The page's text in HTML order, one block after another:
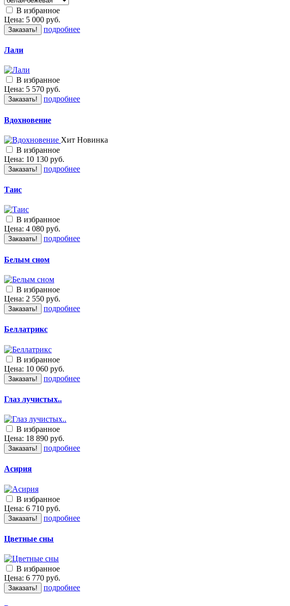
В избранное
Цена: 5 000 руб.
Заказать! подробнее
Лали
В избранное
Цена: 5 570 руб.
Заказать! подробнее
Вдохновение
Хит Новинка
В избранное
Цена: 10 130 руб.
Заказать! подробнее
Таис
В избранное
Цена: 4 080 руб.
Заказать! подробнее
Белым сном
В избранное
Цена: 2 550 руб.
Заказать! подробнее
Беллатрикс
В избранное
Цена: 10 060 руб.
Заказать! подробнее
Глаз лучистых..
В избранное
Цена: 18 890 руб.
Заказать! подробнее
Асирия
В избранное
Цена: 6 710 руб.
Заказать! подробнее
Цветные сны
В избранное
Цена: 6 770 руб.
Заказать! подробнее